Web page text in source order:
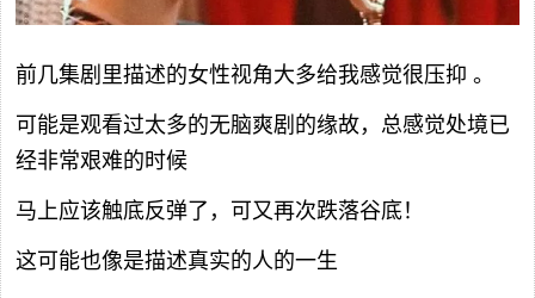
前几集剧里描述的女性视角大多给我感觉很压抑 。
可能是观看过太多的无脑爽剧的缘故，总感觉处境已
经非常艰难的时候
马上应该触底反弹了，可又再次跌落谷底！
这可能也像是描述真实的人的一生